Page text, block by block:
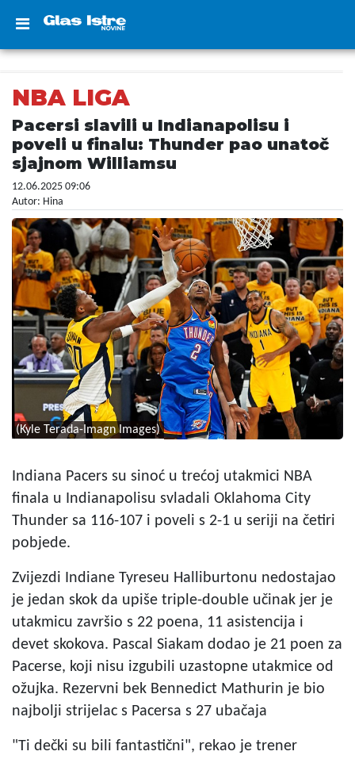
NBA LIGA
Pacersi slavili u Indianapolisu i
poveli u finalu: Thunder pao unatoč
sjajnom Williamsu
12.06.2025 09:06
Autor: Hina
(Kyle Terada-Imagn Images)
Indiana Pacers su sinoć u trećoj utakmici NBA
finala u Indianapolisu svladali Oklahoma City
Thunder sa 116-107 i poveli s 2-1 u seriji na četiri
pobjede.
Zvijezdi Indiane Tyreseu Halliburtonu nedostajao
je jedan skok da upiše triple-double učinak jer je
utakmicu završio s 22 poena, 11 asistencija i
devet skokova. Pascal Siakam dodao je 21 poen za
Pacerse, koji nisu izgubili uzastopne utakmice od
ožujka. Rezervni bek Bennedict Mathurin je bio
najbolji strijelac s Pacersa s 27 ubačaja
"Ti dečki su bili fantastični", rekao je trener